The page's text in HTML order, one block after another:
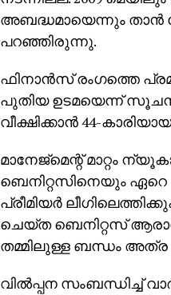
അബദ്ധമായെന്നും താന്‍
പറഞ്ഞിരുന്നു.
ഫിനാന്‍സ് രംഗത്തെ
പുതിയ ഉടമയെന്ന്
വീക്ഷിക്കാന്‍ 44-
മാനേജ്‌മെന്റ് മാറ്റം
ബെനിറ്റസിനെയും ഏറെ
പ്രീമിയര്‍
ചെയ്ത ബെനിറ്റസ്
തമ്മിലുള്ള ബന്ധം അത്ര
വില്‍പ്പന സംബന്ധിച്ച്